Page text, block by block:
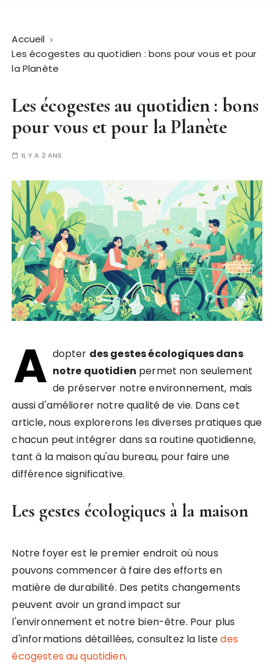
Accueil
Les écogestes au quotidien : bons pour vous et pour
la Planète
Les écogestes au quotidien : bons
pour vous et pour la Planète
IL Y A 2 ANS
A dopter des gestes écologiques dans
notre quotidien permet non seulement
de préserver notre environnement, mais
aussi d'améliorer notre qualité de vie. Dans cet
article, nous explorerons les diverses pratiques que
chacun peut intégrer dans sa routine quotidienne,
tant à la maison qu'au bureau, pour faire une
différence significative.
Les gestes écologiques à la maison
Notre foyer est le premier endroit où nous
pouvons commencer à faire des efforts en
matière de durabilité. Des petits changements
peuvent avoir un grand impact sur
l'environnement et notre bien-être. Pour plus
d'informations détaillées, consultez la listedes
écogestes au quotidien.